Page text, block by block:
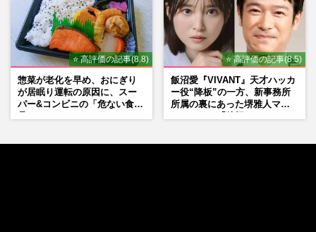
⭐ 高評価の記事(8.8)
惣菜が老化を早め、おにぎり
が居眠り運転の原因に、スー
パー&コンビニの「危ない食
⭐ 高評価の記事(8.5)
飯沼愛『VIVANT』天才ハッカ
ー役“降板”の一方、新事務所
所属の裏にあった堺雅人マネ